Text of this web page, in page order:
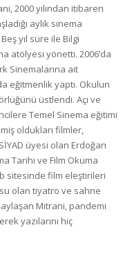
2000 yılından itibaren
aylık sinema
yıl süre ile Bilgi
atölyesi yönetti. 2006’da
Sinemalarına ait
eğitmenlik yaptı. Okulun
üstlendi. Açı ve
Temel Sinema eğitimi
oldukları filmler,
üyesi olan Erdoğan
Tarihi ve Film Okuma
sitesinde film eleştirileri
olan tiyatro ve sahne
Mitrani, pandemi
yazılarını hiç